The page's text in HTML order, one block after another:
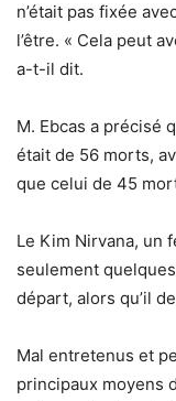
n’était pas fixée
l’être. « Cela peut
a-t-il dit.
M. Ebcas a précisé
était de 56 morts,
que celui de 45
Le Kim Nirvana, un
seulement
départ, alors qu’il
Mal entretenus et
principaux moyens